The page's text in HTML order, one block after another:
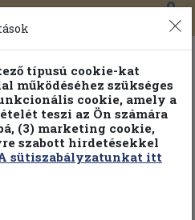
0
típusú cookie-kat
működéséhez szükséges
cookie, amely a
teszi az Ön számára
(3) marketing cookie,
szabott hirdetésekkel
sütiszabályzatunkat itt